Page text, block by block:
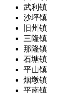
武利镇
沙坪镇
旧州镇
三隆镇
那隆镇
石塘镇
平山镇
烟墩镇
平南镇